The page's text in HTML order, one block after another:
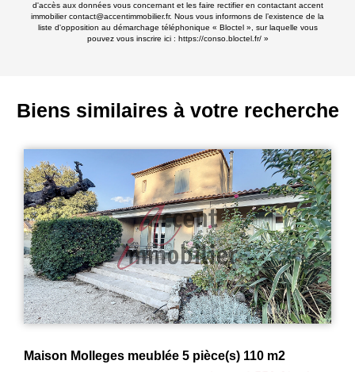
d'accès aux données vous concernant et les faire rectifier en contactant accent
immobilier contact@accentimmobilier.fr. Nous vous informons de l’existence de la
liste d'opposition au démarchage téléphonique « Bloctel », sur laquelle vous
pouvez vous inscrire ici : https://conso.bloctel.fr/»
Biens similaires à votre recherche
5 pièce(s) 110 m2
Maison Molleges